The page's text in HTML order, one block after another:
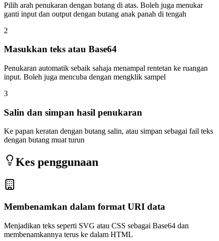
Pilih arah penukaran dengan butang di atas. Boleh juga menukar
ganti input dan output dengan butang anak panah di tengah
2
Masukkan teks atau Base64
Penukaran automatik sebaik sahaja menampal rentetan ke ruangan
input. Boleh juga mencuba dengan mengklik sampel
3
Salin dan simpan hasil penukaran
Ke papan keratan dengan butang salin, atau simpan sebagai fail teks
dengan butang muat turun
Kes penggunaan
Membenamkan dalam format URI data
Menjadikan teks seperti SVG atau CSS sebagai Base64 dan
membenamkannya terus ke dalam HTML